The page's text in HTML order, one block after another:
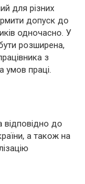
для різних
допуск до
одночасно. У
розширена,
з
умов праці.
відповідно до
а також на